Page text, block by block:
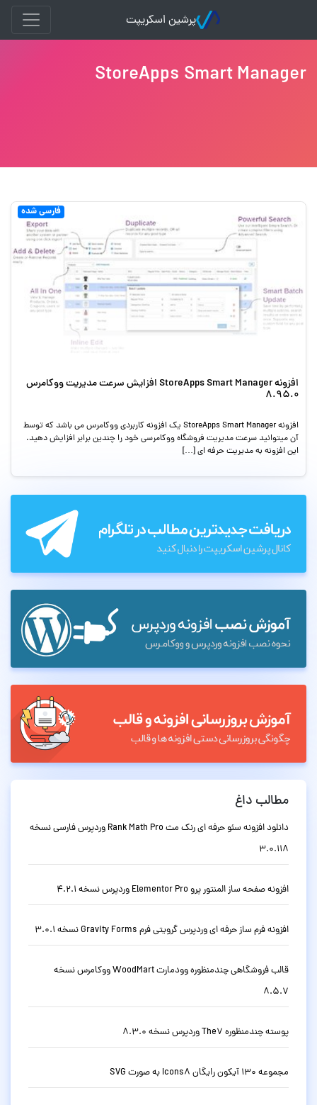
پرشین اسکریپت
StoreApps Smart Manager
فارسی شده
افزونه StoreApps Smart Manager افزایش سرعت مدیریت ووکامرس
8.95.0
افزونه StoreApps Smart Manager یک افزونه کاربردی ووکامرس می باشد که توسط
آن میتوانید سرعت مدیریت فروشگاه ووکامرسی خود را چندین برابر افزایش دهید.
این افزونه به مدیریت حرفه ای […]
مطالب داغ
دانلود افزونه سئو حرفه ای رنک مث Rank Math Pro وردپرس فارسی نسخه
3.0.118
افزونه صفحه ساز المنتور پرو Elementor Pro وردپرس نسخه 4.2.1
افزونه فرم ساز حرفه ای وردپرس گرویتی فرم Gravity Forms نسخه 3.0.1
قالب فروشگاهی چندمنظوره وودمارت WoodMart ووکامرس نسخه
8.5.7
پوسته چندمنظوره The7 وردپرس نسخه 8.3.0
مجموعه 130 آیکون رایگان Icons8 به صورت SVG